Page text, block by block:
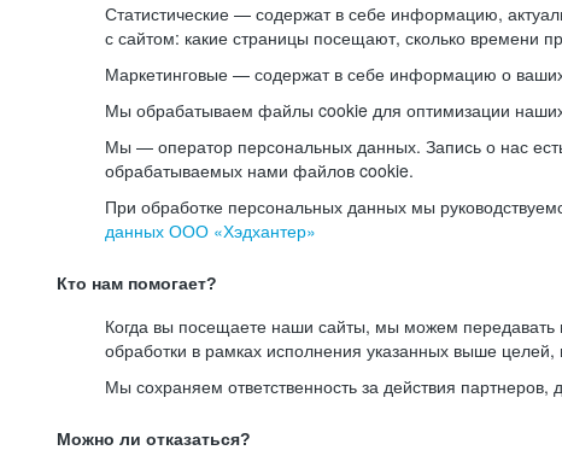
Статистические — содержат в себе информацию,
с сайтом: какие страницы посещают, сколько времени
Маркетинговые — содержат в себе информацию о
Мы обрабатываем файлы cookie для оптимизации наших
Мы — оператор персональных данных. Запись о нас
обрабатываемых нами файлов cookie.
При обработке персональных данных мы
данных ООО «Хэдхантер»
Кто нам помогает?
Когда вы посещаете наши сайты, мы можем
обработки в рамках исполнения указанных выше
Мы сохраняем ответственность за действия
Можно ли отказаться?